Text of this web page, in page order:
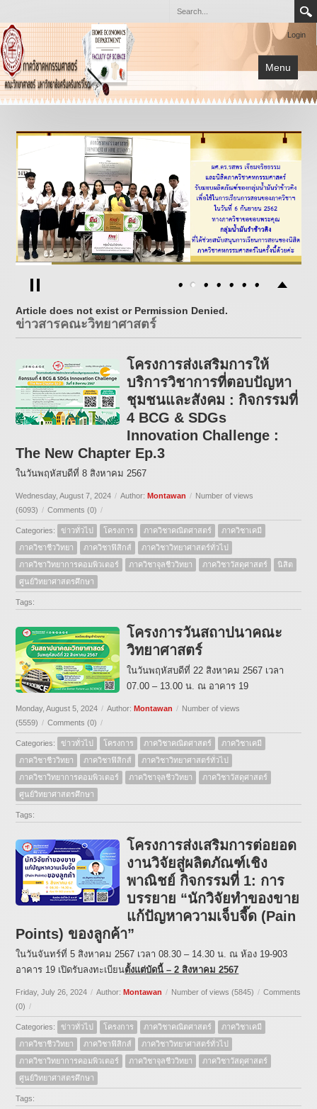
Login
Menu
หน้าแรก
การเรียนการสอน
เกี่ยวกับภาควิชา
โครงการต่างๆ
เอกสาร
กิจกรรม
Article does not exist or Permission Denied.
ข่าวสารคณะวิทยาศาสตร์
โครงการส่งเสริมการให้
บริการวิชาการที่ตอบปัญหา
ชุมชนและสังคม : กิจกรรมที่
4 BCG & SDGs
Innovation Challenge :
The New Chapter Ep.3
ในวันพฤหัสบดีที่ 8 สิงหาคม 2567
Wednesday, August 7, 2024 / Author:Montawan / Number of views
(6093) / Comments (0) /
Categories: ข่าวทั่วไป โครงการ ภาควิชาคณิตศาสตร์
ภาควิชาเคมี
ภาควิชาชีววิทยา
ภาควิชาฟิสิกส์
ภาควิชาวิทยาศาสตร์ทั่วไป
ภาควิชาวิทยาการคอมพิวเตอร์
ภาควิชาจุลชีววิทยา ภาควิชาวัสดุศาสตร์
นิสิต
ศูนย์วิทยาศาสตรศึกษา
Tags:
โครงการวันสถาปนาคณะ
วิทยาศาสตร์
ในวันพฤหัสบดีที่ 22 สิงหาคม 2567 เวลา
07.00 – 13.00 น. ณ อาคาร 19
Monday, August 5, 2024 / Author:Montawan / Number of views
(5559) / Comments (0) /
Categories: ข่าวทั่วไป โครงการ ภาควิชาคณิตศาสตร์
ภาควิชาเคมี
ภาควิชาชีววิทยา
ภาควิชาฟิสิกส์
ภาควิชาวิทยาศาสตร์ทั่วไป
ภาควิชาวิทยาการคอมพิวเตอร์
ภาควิชาจุลชีววิทยา
ภาควิชาวัสดุศาสตร์
ศูนย์วิทยาศาสตรศึกษา
Tags:
โครงการส่งเสริมการต่อยอด
งานวิจัยสู่ผลิตภัณฑ์เชิง
พาณิชย์ กิจกรรมที่ 1: การ
บรรยาย “นักวิจัยทำของขาย
แก้ปัญหาความเจ็บจี๊ด (Pain
Points) ของลูกค้า”
ในวันจันทร์ที่ 5 สิงหาคม 2567 เวลา 08.30 – 14.30 น. ณ ห้อง 19-903
อาคาร 19 เปิดรับลงทะเบียนตั้งแต่บัดนี้ – 2 สิงหาคม 2567
Friday, July 26, 2024 / Author:Montawan / Number of views (5845) / Comments
(0) /
Categories: ข่าวทั่วไป โครงการ ภาควิชาคณิตศาสตร์
ภาควิชาเคมี
ภาควิชาชีววิทยา
ภาควิชาฟิสิกส์
ภาควิชาวิทยาศาสตร์ทั่วไป
ภาควิชาวิทยาการคอมพิวเตอร์
ภาควิชาจุลชีววิทยา
ภาควิชาวัสดุศาสตร์
ศูนย์วิทยาศาสตรศึกษา
Tags: